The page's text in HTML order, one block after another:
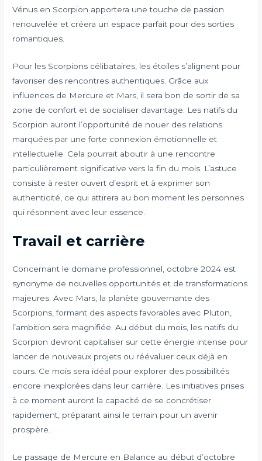
Vénus en Scorpion apportera une touche de passion
renouvelée et créera un espace parfait pour des sorties
romantiques.
Pour les Scorpions célibataires, les étoiles s’alignent pour
favoriser des rencontres authentiques. Grâce aux
influences de Mercure et Mars, il sera bon de sortir de sa
zone de confort et de socialiser davantage. Les natifs du
Scorpion auront l’opportunité de nouer des relations
marquées par une forte connexion émotionnelle et
intellectuelle. Cela pourrait aboutir à une rencontre
particulièrement significative vers la fin du mois. L’astuce
consiste à rester ouvert d’esprit et à exprimer son
authenticité, ce qui attirera au bon moment les personnes
qui résonnent avec leur essence.
Travail et carrière
Concernant le domaine professionnel, octobre 2024 est
synonyme de nouvelles opportunités et de transformations
majeures. Avec Mars, la planète gouvernante des
Scorpions, formant des aspects favorables avec Pluton,
l’ambition sera magnifiée. Au début du mois, les natifs du
Scorpion devront capitaliser sur cette énergie intense pour
lancer de nouveaux projets ou réévaluer ceux déjà en
cours. Ce mois sera idéal pour explorer des possibilités
encore inexplorées dans leur carrière. Les initiatives prises
à ce moment auront la capacité de se concrétiser
rapidement, préparant ainsi le terrain pour un avenir
prospère.
Le passage de Mercure en Balance au début d’octobre